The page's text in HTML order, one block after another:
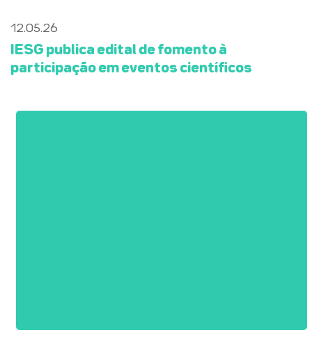
12.05.26
IESG publica edital de fomento à
participação em eventos científicos